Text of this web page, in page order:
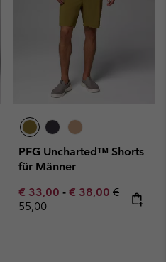
PFG Uncharted™ Shorts
für Männer
Minimum sale price:
€ 33,00 - Maximum sale
€ 38,00 Regular
€
55,00